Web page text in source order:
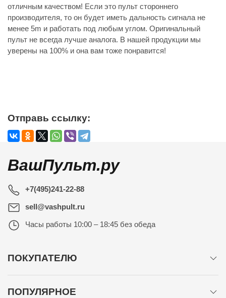
отличным качеством! Если это пульт стороннего
производителя, то он будет иметь дальность сигнала не
менее 5m и работать под любым углом. Оригинальный
пульт не всегда лучше аналога. В нашей продукции мы
уверены на 100% и она вам тоже понравится!
Отправь ссылку:
ВашПульт.ру
+7(495)241-22-88
sell@vashpult.ru
Часы работы 10:00 – 18:45 без обеда
ПОКУПАТЕЛЮ
ПОПУЛЯРНОЕ